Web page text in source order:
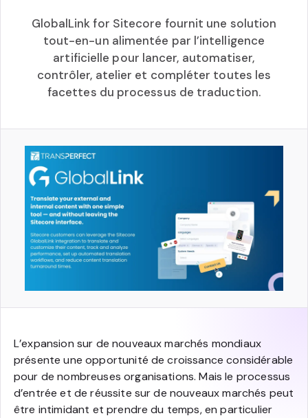
GlobalLink for Sitecore fournit une solution
tout-en-un alimentée par l’intelligence
artificielle pour lancer, automatiser,
contrôler, atelier et compléter toutes les
facettes du processus de traduction.
L’expansion sur de nouveaux marchés mondiaux
présente une opportunité de croissance considérable
pour de nombreuses organisations. Mais le processus
d’entrée et de réussite sur de nouveaux marchés peut
être intimidant et prendre du temps, en particulier